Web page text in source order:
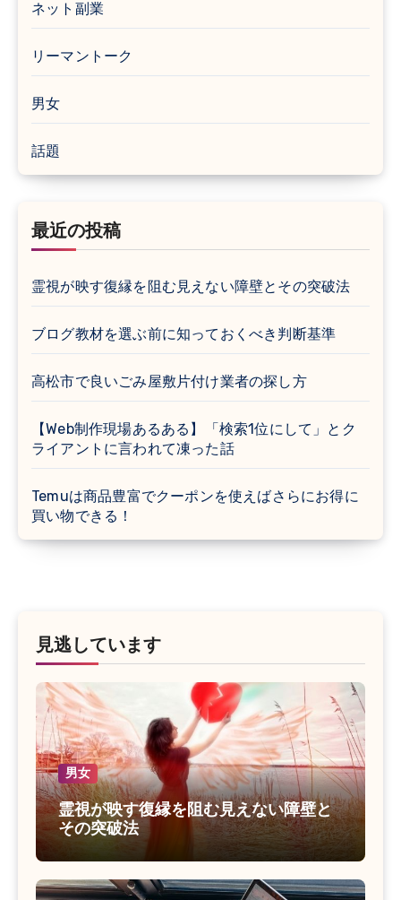
ネット副業
リーマントーク
男女
話題
最近の投稿
霊視が映す復縁を阻む見えない障壁とその突破法
ブログ教材を選ぶ前に知っておくべき判断基準
高松市で良いごみ屋敷片付け業者の探し方
【Web制作現場あるある】「検索1位にして」とク
ライアントに言われて凍った話
Temuは商品豊富でクーポンを使えばさらにお得に
買い物できる！
見逃しています
男女
霊視が映す復縁を阻む見えない障壁と
その突破法